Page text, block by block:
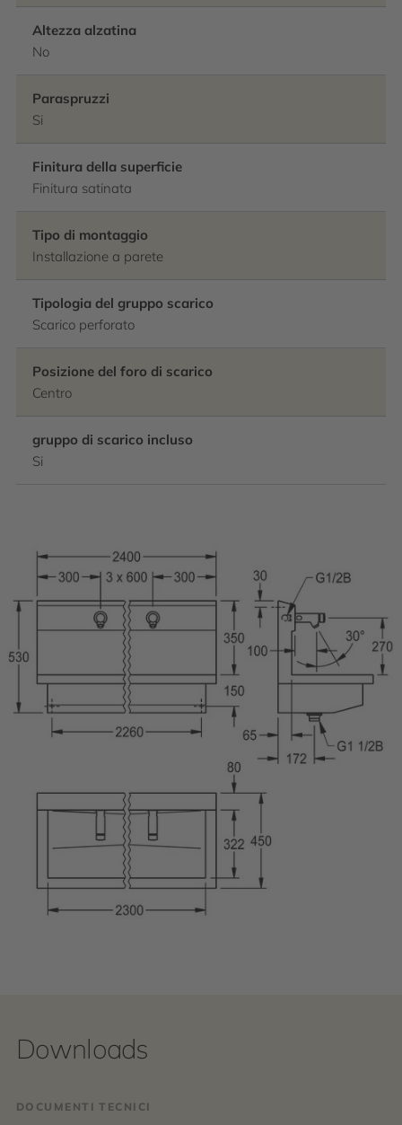
Altezza alzatina
No
Paraspruzzi
Si
Finitura della superficie
Finitura satinata
Tipo di montaggio
Installazione a parete
Tipologia del gruppo scarico
Scarico perforato
Posizione del foro di scarico
Centro
gruppo di scarico incluso
Si
Downloads
DOCUMENTI TECNICI